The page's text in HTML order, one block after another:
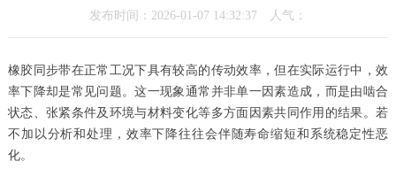
发布时间：2026-01-07 14:32:37 人气：
橡胶同步带在正常工况下具有较高的传动效率，但在实际运行中，效
率下降却是常见问题。这一现象通常并非单一因素造成，而是由啮合
状态、张紧条件及环境与材料变化等多方面因素共同作用的结果。若
不加以分析和处理，效率下降往往会伴随寿命缩短和系统稳定性恶
化。